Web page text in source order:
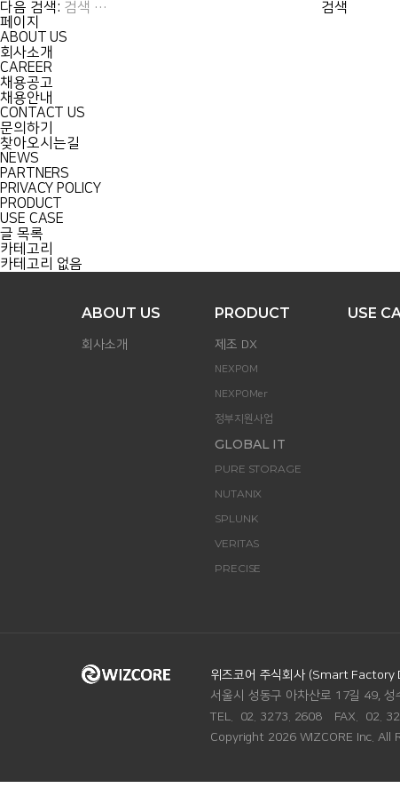
다음 검색:
페이지
ABOUT US
회사소개
CAREER
채용공고
채용안내
CONTACT US
문의하기
찾아오시는길
NEWS
PARTNERS
PRIVACY POLICY
PRODUCT
USE CASE
글 목록
카테고리
카테고리 없음
ABOUT US
회사소개
PRODUCT
제조 DX
NEXPOM
NEXPOMer
정부지원사업
GLOBAL IT
PURE STORAGE
NUTANIX
SPLUNK
VERITAS
PRECISE
USE
위즈코어 주식회사 (Smart Factory
ADDRESS.
서울시 성동구 아차산로 17길 49,
TEL.
02. 3273. 2608 FAX. 02.
Copyright 2026 WIZCORE Inc. All